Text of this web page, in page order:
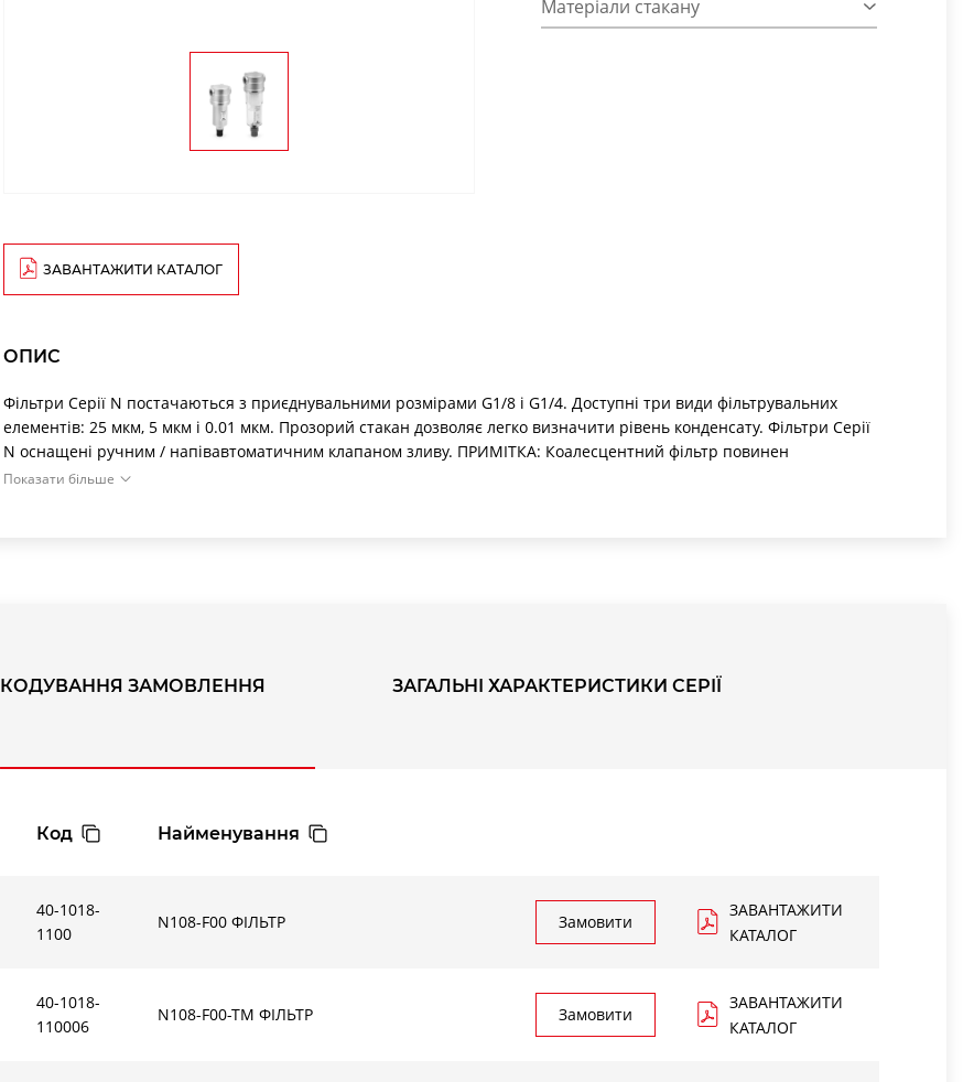
ЗАВАНТАЖИТИ КАТАЛОГ
Матеріали стакану
ОПИС
Фільтри Серії N постачаються з приєднувальними розмірами G1/8 і G1/4. Доступні три види фільтрувальних
елементів: 25 мкм, 5 мкм і 0.01 мкм. Прозорий стакан дозволяє легко визначити рівень конденсату. Фільтри Серії
N оснащені ручним / напівавтоматичним клапаном зливу. ПРИМІТКА: Коалесцентний фільтр повинен
встановлюватися в систему після фільтрів зі ступенем очищення 25 і 5 мкм. Версія фільтру зі стаканом з
Показати більше
КОДУВАННЯ ЗАМОВЛЕННЯ ЗАГАЛЬНІ ХАРАКТЕРИСТИКИ СЕРІЇ
Код Найменування
40-1018-
1100
N108-F00 ФIЛЬТР Замовити
ЗАВАНТАЖИТИ
КАТАЛОГ
40-1018-
110006
N108-F00-TM ФІЛЬТР Замовити
ЗАВАНТАЖИТИ
КАТАЛОГ